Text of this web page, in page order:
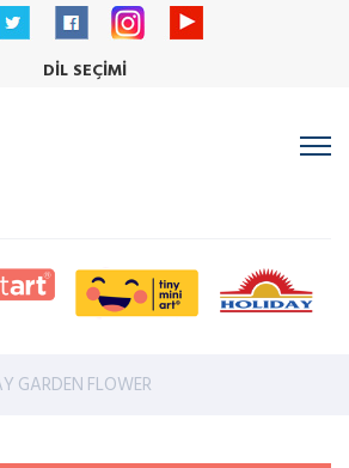
DİL SEÇİMİ
GARDEN FLOWER